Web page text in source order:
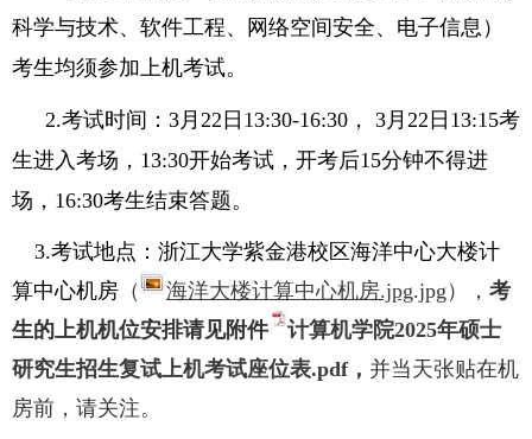
科学与技术、软件工程、网络空间安全、电子信息）
考生均须参加上机考试。
2.考试时间： 3 月 22 日 13:30-16:30 ， 3 月 22 日 13:15考
生进入考场， 13:30开始考试，开考后15分钟不得进
场， 16:30考生结束答题。
3.考试地点： 浙江大学紫金港校区海洋中心大楼计
算中心机房 （ 海洋大楼计算中心机房.jpg.jpg ）， 考
生的上机机位安排请见附件
计算机学院2025年硕士
研究生招生复试上机考试座位表.pdf， 并当天张贴在机
房前，请关注。